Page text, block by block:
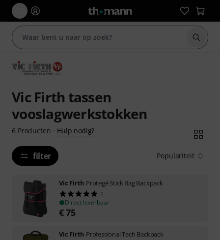
Zoek
Vic Firth tassen
vooslagwerkstokken
6 Producten · Hulp nodig?
filter Populariteit
Vic Firth Protegé Stick Bag Backpack
1
Direct leverbaar
€75
Vic Firth Professional Tech Backpack